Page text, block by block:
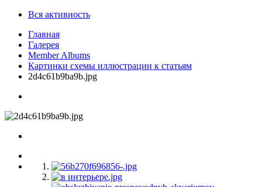
Вся активность
Главная
Галерея
Member Albums
Картинки схемы иллюстрации к статьям
2d4c61b9ba9b.jpg